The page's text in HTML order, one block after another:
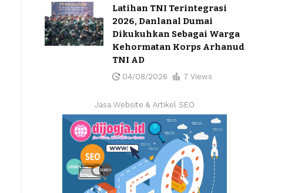
Latihan TNI Terintegrasi
2026, Danlanal Dumai
Dikukuhkan Sebagai Warga
Kehormatan Korps Arhanud
TNI AD
04/08/2026 7 Views
Jasa Website & Artikel SEO